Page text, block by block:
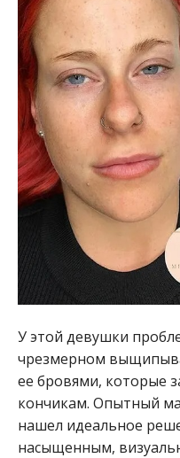
У этой девушки
чрезмерном
ее бровями, которые
кончикам. Опытный
нашел идеальное
насыщенным,